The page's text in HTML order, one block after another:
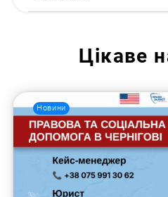
Цікаве
Новини